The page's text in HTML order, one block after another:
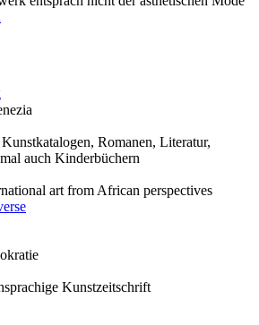
Romanen, Literatur,
auch Kinderbüchern
art from African perspectives
Kunstzeitschrift